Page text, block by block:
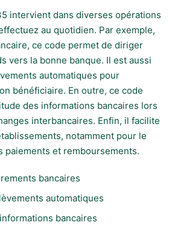
intervient dans diverses opérations
au quotidien. Par exemple,
ce code permet de diriger
vers la bonne banque. Il est aussi
automatiques pour
bénéficiaire. En outre, ce code
des informations bancaires lors
interbancaires. Enfin, il facilite
notamment pour le
paiements et remboursements.
bancaires
automatiques
bancaires